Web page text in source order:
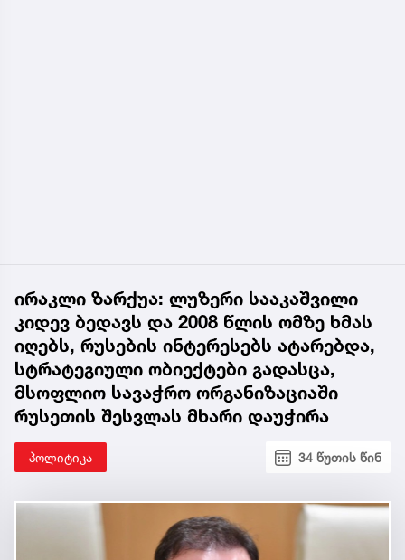
ირაკლი ზარქუა: ლუზერი სააკაშვილი
კიდევ ბედავს და 2008 წლის ომზე ხმას
იღებს, რუსების ინტერესებს ატარებდა,
სტრატეგიული ობიექტები გადასცა,
მსოფლიო სავაჭრო ორგანიზაციაში
რუსეთის შესვლას მხარი დაუჭირა
პოლიტიკა 34 წუთის წინ